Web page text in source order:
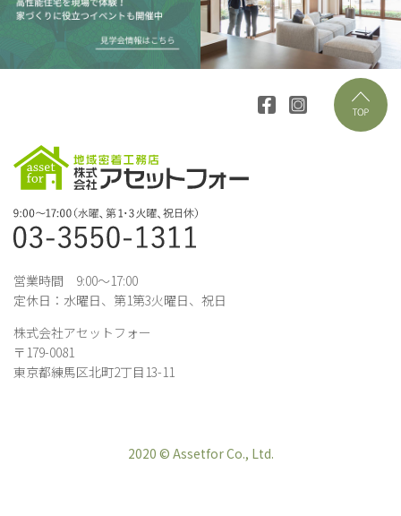
営業時間 9:00～17:00
定休日：水曜日、第1第3火曜日、祝日
株式会社アセットフォー
〒179-0081
東京都練馬区北町2丁目13-11
2020 © Assetfor Co., Ltd.